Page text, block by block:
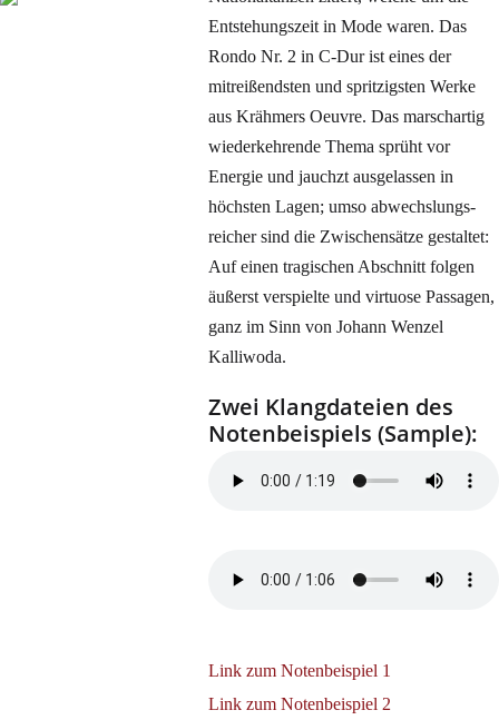
Entstehungszeit in Mode waren. Das
Rondo Nr. 2 in C-Dur ist eines der
mitreißendsten und spritzigsten Werke
aus Krähmers Oeuvre. Das marschartig
wiederkehrende Thema sprüht vor
Energie und jauchzt ausgelassen in
höchsten Lagen; umso abwechslungs-
reicher sind die Zwischensätze gestaltet:
Auf einen tragischen Abschnitt folgen
äußerst verspielte und virtuose Passagen,
ganz im Sinn von Johann Wenzel
Kalliwoda.
Zwei Klangdateien des
Notenbeispiels (Sample):
Link zum Notenbeispiel 1
Link zum Notenbeispiel 2